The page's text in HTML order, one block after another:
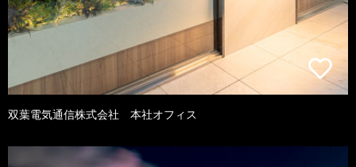
双葉電気通信株式会社 本社オフィス